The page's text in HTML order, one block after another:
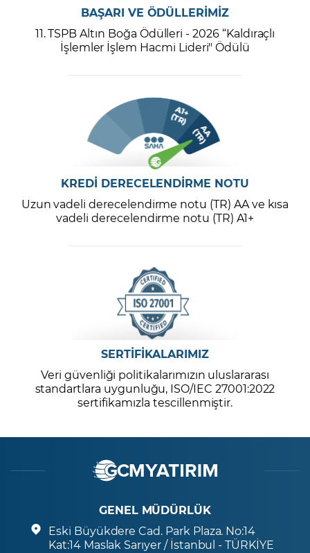
BAŞARI VE ÖDÜLLERİMİZ
11. TSPB Altın Boğa Ödülleri - 2026 “Kaldıraçlı
İşlemler İşlem Hacmi Lideri" Ödülü
KREDİ DERECELENDİRME NOTU
Uzun vadeli derecelendirme notu (TR) AA ve kısa
vadeli derecelendirme notu (TR) A1+
SERTİFİKALARIMIZ
Veri güvenliği politikalarımızın uluslararası
standartlara uygunluğu, ISO/IEC 27001:2022
sertifikamızla tescillenmiştir.
GENEL MÜDÜRLÜK
Eski Büyükdere Cad. Park Plaza. No:14
Kat:14 Maslak Sarıyer / İstanbul - TÜRKİYE